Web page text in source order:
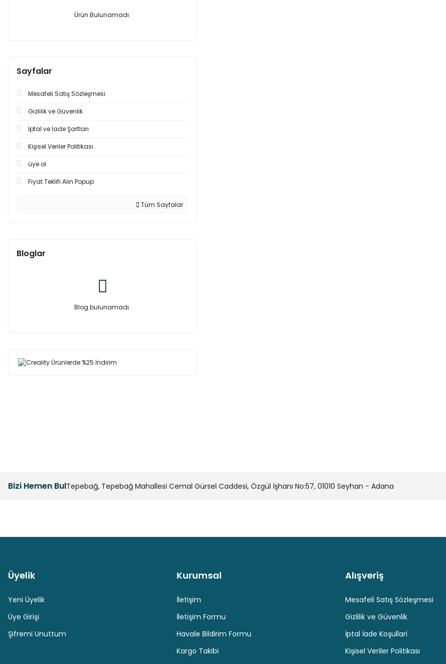
Ürün Bulunamadı.
Sayfalar
Mesafeli Satış Sözleşmesi
Gizlilik ve Güvenlik
İptal ve İade Şartları
Kişisel Veriler Politikası
üye ol
Fiyat Teklifi Alın Popup
Tüm Sayfalar
Bloglar
Blog bulunamadı.
Bizi Hemen BulTepebağ, Tepebağ Mahallesi Cemal Gürsel Caddesi, Özgül İşhanı No:57, 01010 Seyhan - Adana
Güvenli Ödeme Hediyeli Ürün Seçenekleri
Üyelik
Yeni Üyelik
Üye Girişi
Şifremi Unuttum
Kurumsal
İletişim
İletişim Formu
Havale Bildirim Formu
Kargo Takibi
Alışveriş
Mesafeli Satış Sözleşmesi
Gizlilik ve Güvenlik
İptal İade Koşullari
Kişisel Veriler Politikası